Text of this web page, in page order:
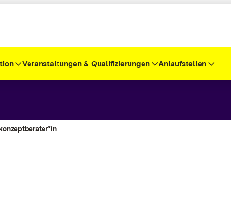
Veranstaltungen & Qualifizierungen Anlaufstellen